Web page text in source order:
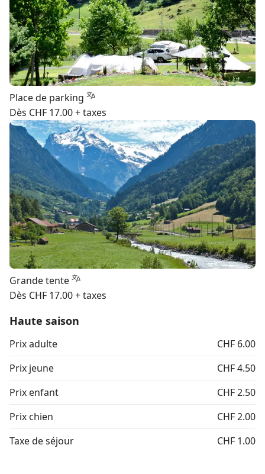
Place de parking
Dès CHF 17.00 + taxes
Grande tente
Dès CHF 17.00 + taxes
Haute saison
Prix adulte
CHF 6.00
Prix jeune
CHF 4.50
Prix enfant
CHF 2.50
Prix chien
CHF 2.00
Taxe de séjour
CHF 1.00